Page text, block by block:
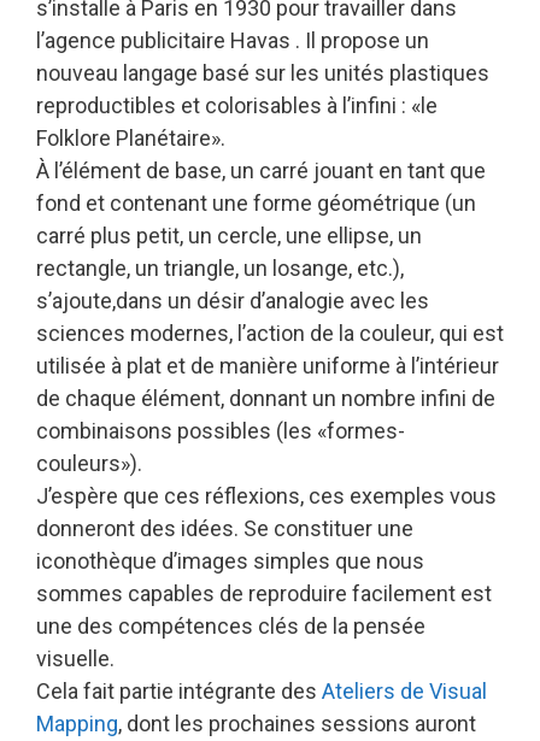
s’installe à Paris en 1930 pour travailler dans
l’agence publicitaire Havas . Il propose un
nouveau langage basé sur les unités plastiques
reproductibles et colorisables à l’infini : «le
Folklore Planétaire».
À l’élément de base, un carré jouant en tant que
fond et contenant une forme géométrique (un
carré plus petit, un cercle, une ellipse, un
rectangle, un triangle, un losange, etc.),
s’ajoute,dans un désir d’analogie avec les
sciences modernes, l’action de la couleur, qui est
utilisée à plat et de manière uniforme à l’intérieur
de chaque élément, donnant un nombre infini de
combinaisons possibles (les «formes-
couleurs»).
J’espère que ces réflexions, ces exemples vous
donneront des idées. Se constituer une
iconothèque d’images simples que nous
sommes capables de reproduire facilement est
une des compétences clés de la pensée
visuelle.
Cela fait partie intégrante des Ateliers de Visual
Mapping, dont les prochaines sessions auront